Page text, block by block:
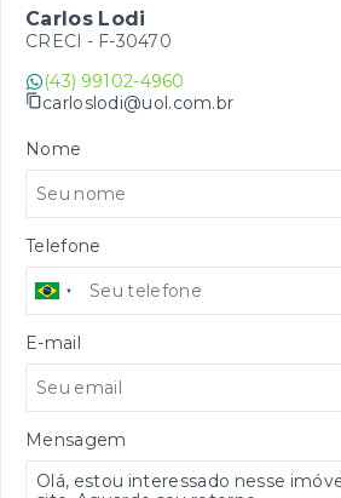
Carlos Lodi
CRECI - F-30470
(43) 99102-4960
carloslodi@uol.com.br
Nome
Telefone
E-mail
Mensagem